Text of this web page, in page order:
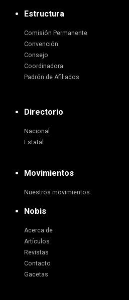
Estructura
Comisión Permanente
Convención
Consejo
Coordinadora
Padrón de Afiliados
Directorio
Nacional
Estatal
Movimientos
Nuestros movimientos
Nobis
Acerca de
Artículos
Revistas
Contacto
Gacetas